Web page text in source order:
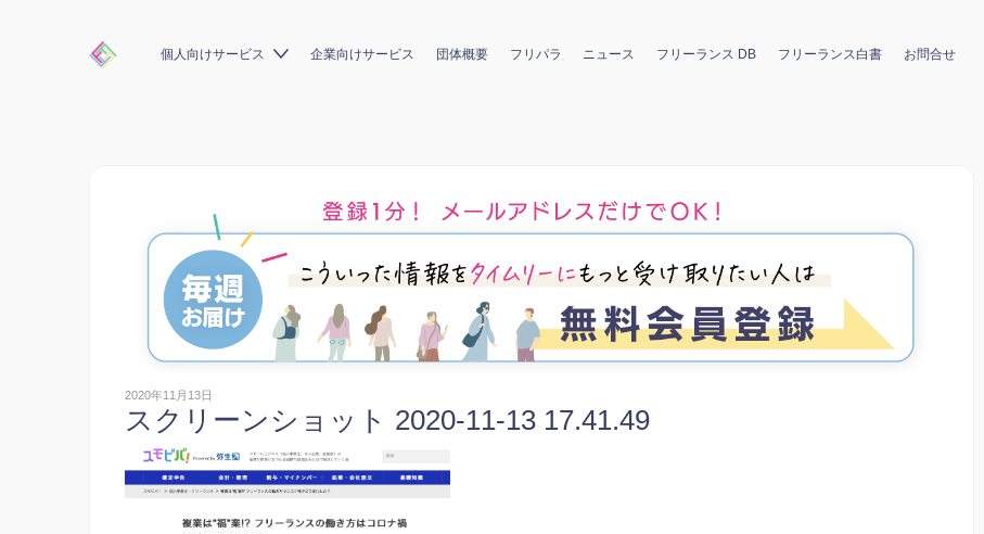
個人向けサービス 企業向けサービス 団体概要 フリパラ ニュース フリーランス DB フリーランス白書 お問合せ
2020年11月13日
スクリーンショット 2020-11-13 17.41.49